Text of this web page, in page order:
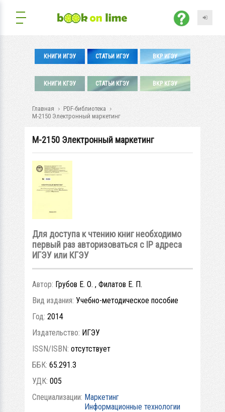
КНИГИ ИГЭУ СТАТЬИ ИГЭУ ВКР ИГЭУ
КНИГИ КГЭУ СТАТЬИ КГЭУ ВКР КГЭУ
Главная
PDF-библиотека
М-2150 Электронный маркетинг
М-2150 Электронный маркетинг
Для доступа к чтению книг необходимо
первый раз авторизоваться с IP адреса
ИГЭУ или КГЭУ
Автор: Грубов Е. О. , Филатов Е. П.
Вид издания: Учебно-методическое пособие
Год: 2014
Издательство: ИГЭУ
ISSN/ISBN: отсутствует
ББК: 65.291.3
УДК: 005
Специализации: Маркетинг
Информационные технологии